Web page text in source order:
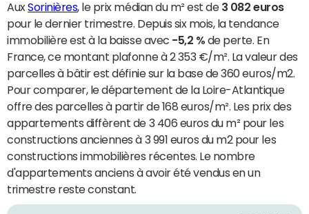
AuxSorinières, le prix médian du m² est de 3 082 euros
pour le dernier trimestre. Depuis six mois, la tendance
immobilière est à la baisse avec -5,2 % de perte. En
France, ce montant plafonne à 2 353 €/m². La valeur des
parcelles à bâtir est définie sur la base de 360 euros/m2.
Pour comparer, le département de la Loire-Atlantique
offre des parcelles à partir de 168 euros/m². Les prix des
appartements diffèrent de 3 406 euros du m² pour les
constructions anciennes à 3 991 euros du m2 pour les
constructions immobilières récentes. Le nombre
d'appartements anciens à avoir été vendus en un
trimestre reste constant.